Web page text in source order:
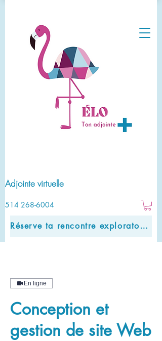
514 268-6004
Adjointe virtuelle
Réserve ta rencontre exploratoire
En ligne
Conception et
gestion de site Web